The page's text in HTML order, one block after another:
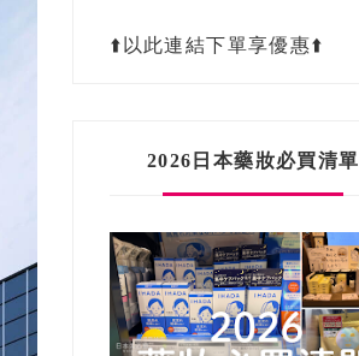
⬆️以此連結下單享優惠⬆️
2026日本藥妝必買清單